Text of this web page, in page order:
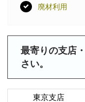
廃材利用
最寄りの支店
さい。
東京支店